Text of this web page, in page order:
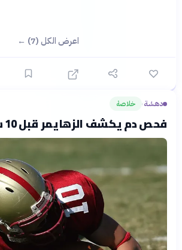
اعرض الكل (7) ←
دهشة› خلاصة
فحص دم يكشف الزهايمر قبل 10 سنوات